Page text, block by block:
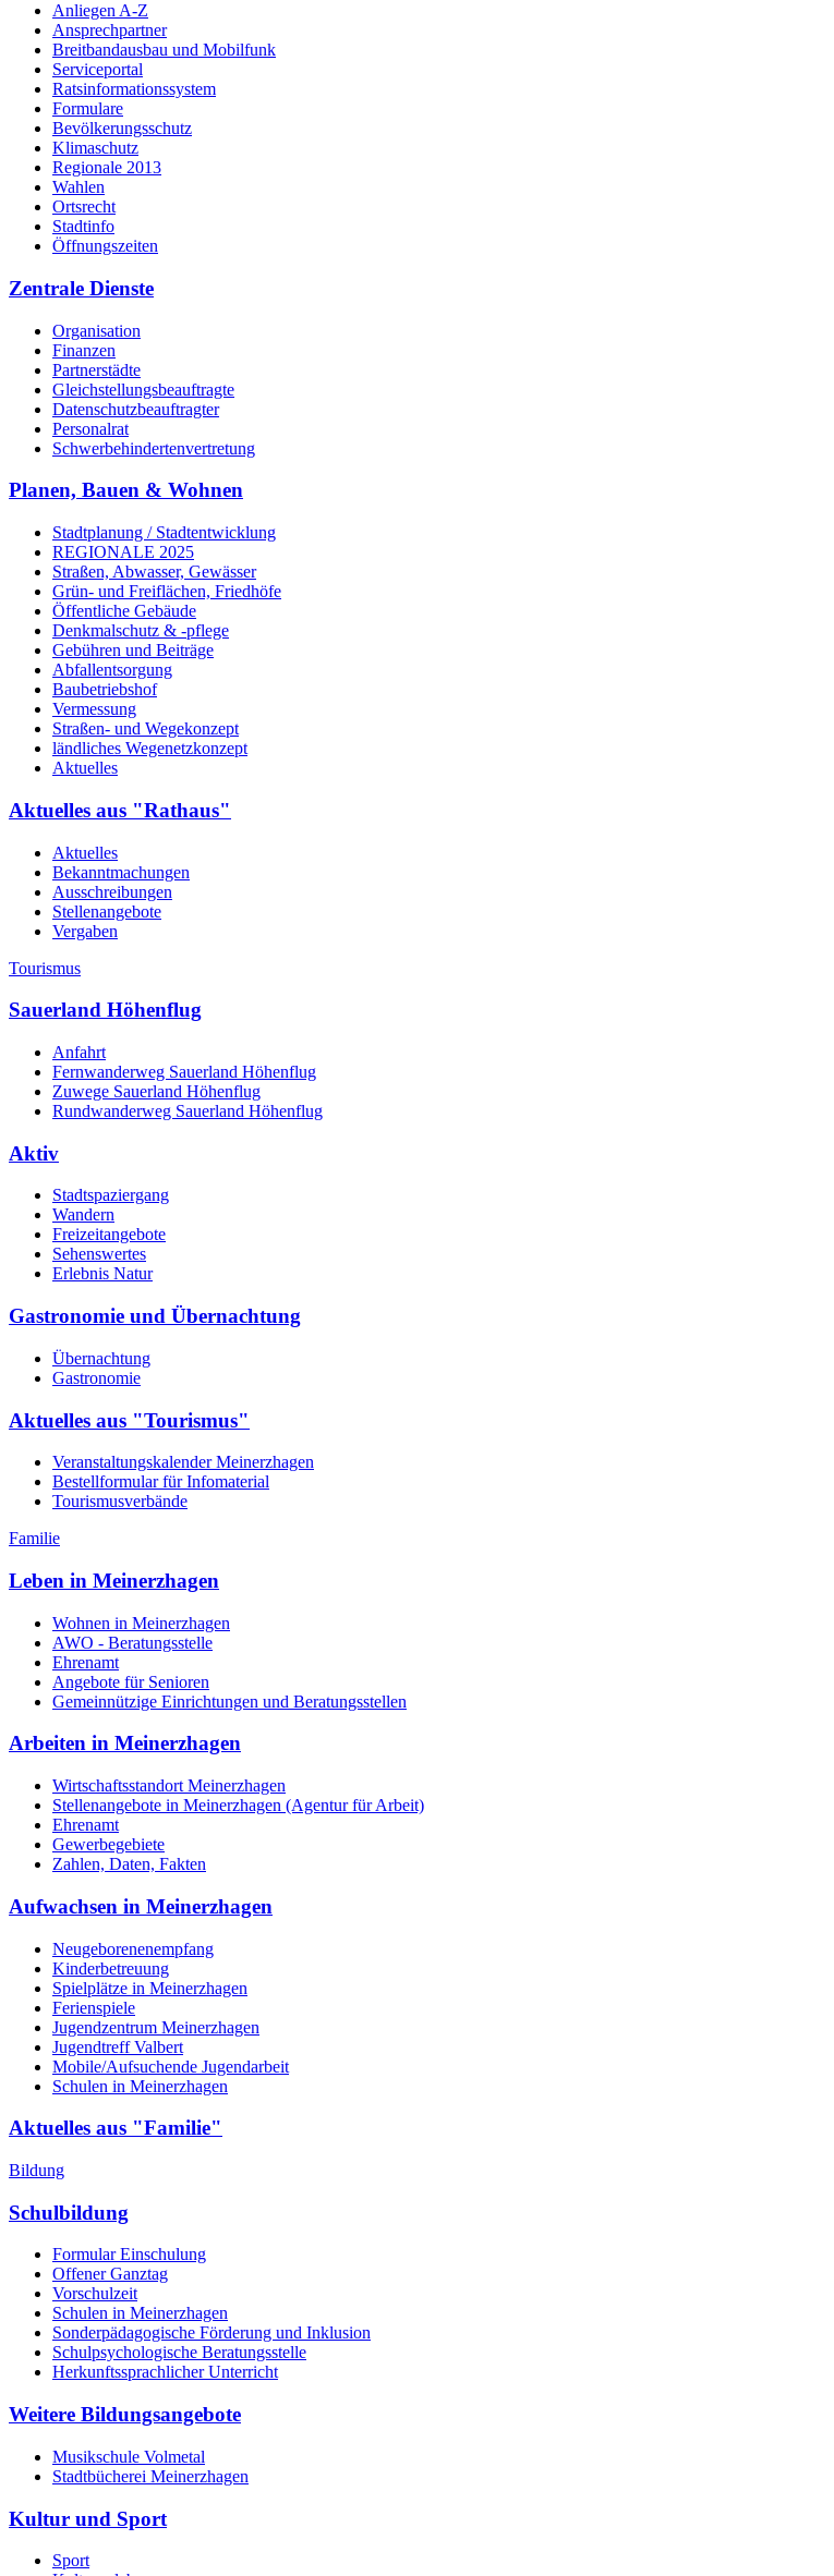
Anliegen A-Z
Ansprechpartner
Breitbandausbau und Mobilfunk
Serviceportal
Ratsinformationssystem
Formulare
Bevölkerungsschutz
Klimaschutz
Regionale 2013
Wahlen
Ortsrecht
Stadtinfo
Öffnungszeiten
Zentrale Dienste
Organisation
Finanzen
Partnerstädte
Gleichstellungsbeauftragte
Datenschutzbeauftragter
Personalrat
Schwerbehinderten­vertretung
Planen, Bauen & Wohnen
Stadtplanung / Stadtentwicklung
REGIONALE 2025
Straßen, Abwasser, Gewässer
Grün- und Freiflächen, Friedhöfe
Öffentliche Gebäude
Denkmalschutz & -pflege
Gebühren und Beiträge
Abfallentsorgung
Baubetriebshof
Vermessung
Straßen- und Wegekonzept
ländliches Wegenetzkonzept
Aktuelles
Aktuelles aus "Rathaus"
Aktuelles
Bekanntmachungen
Ausschreibungen
Stellenangebote
Vergaben
Tourismus
Sauerland Höhenflug
Anfahrt
Fernwanderweg Sauerland Höhenflug
Zuwege Sauerland Höhenflug
Rundwanderweg Sauerland Höhenflug
Aktiv
Stadtspaziergang
Wandern
Freizeitangebote
Sehenswertes
Erlebnis Natur
Gastronomie und Übernachtung
Übernachtung
Gastronomie
Aktuelles aus "Tourismus"
Veranstaltungskalender Meinerzhagen
Bestellformular für Infomaterial
Tourismusverbände
Familie
Leben in Meinerzhagen
Wohnen in Meinerzhagen
AWO - Beratungsstelle
Ehrenamt
Angebote für Senioren
Gemeinnützige Einrichtungen und Beratungsstellen
Arbeiten in Meinerzhagen
Wirtschaftsstandort Meinerzhagen
Stellenangebote in Meinerzhagen (Agentur für Arbeit)
Ehrenamt
Gewerbegebiete
Zahlen, Daten, Fakten
Aufwachsen in Meinerzhagen
Neugeborenenempfang
Kinderbetreuung
Spielplätze in Meinerzhagen
Ferienspiele
Jugendzentrum Meinerzhagen
Jugendtreff Valbert
Mobile/Aufsuchende Jugendarbeit
Schulen in Meinerzhagen
Aktuelles aus "Familie"
Bildung
Schulbildung
Formular Einschulung
Offener Ganztag
Vorschulzeit
Schulen in Meinerzhagen
Sonderpädagogische Förderung und Inklusion
Schulpsychologische Beratungsstelle
Herkunftssprachlicher Unterricht
Weitere Bildungsangebote
Musikschule Volmetal
Stadtbücherei Meinerzhagen
Kultur und Sport
Sport